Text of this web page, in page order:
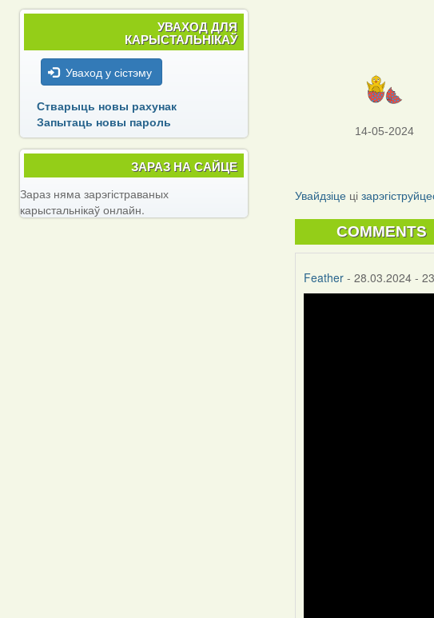
14-05-2024
Увайдзіце ці
COMMENTS
Feather - 28.03.2024 -
УВАХОД ДЛЯ
КАРЫСТАЛЬНІКАЎ
Уваход у сістэму
Стварыць новы рахунак
Запытаць новы пароль
ЗАРАЗ НА САЙЦЕ
Зараз няма зарэгістраваных
карыстальнікаў онлайн.